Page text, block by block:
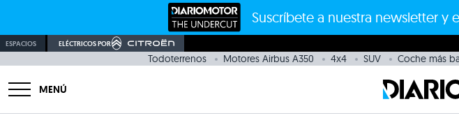
Suscríbete a nuestra newsletter y
ESPACIOS ELÉCTRICOS POR
Todoterrenos Motores Airbus A350 4x4 SUV Coche más
MENÚ